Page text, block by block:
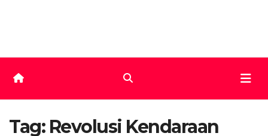
Tag: Revolusi Kendaraan